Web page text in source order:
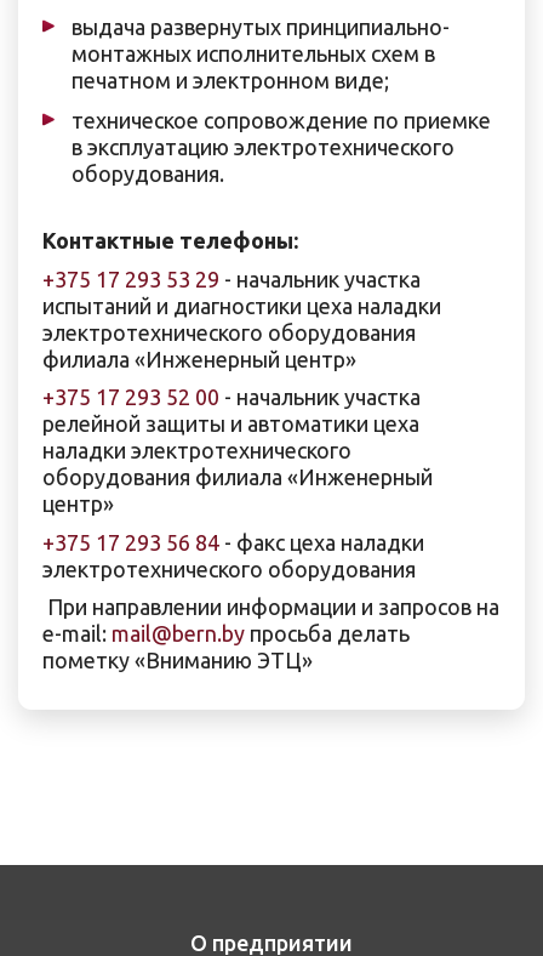
выдача развернутых принципиально-
монтажных исполнительных схем в
печатном и электронном виде;
техническое сопровождение по приемке
в эксплуатацию электротехнического
оборудования.
Контактные телефоны:
+375 17 293 53 29 - начальник участка
испытаний и диагностики цеха наладки
электротехнического оборудования
филиала «Инженерный центр»
+375 17 293 52 00 - начальник участка
релейной защиты и автоматики цеха
наладки электротехнического
оборудования филиала «Инженерный
центр»
+375 17 293 56 84 - факс цеха наладки
электротехнического оборудования
При направлении информации и запросов на
e-mail: mail@bern.by просьба делать
пометку «Вниманию ЭТЦ»
О предприятии